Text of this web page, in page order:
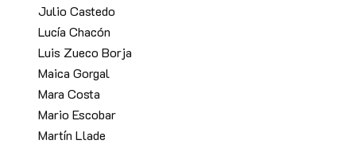
Julio Castedo
Lucía Chacón
Luis Zueco Borja
Maica Gorgal
Mara Costa
Mario Escobar
Martín Llade